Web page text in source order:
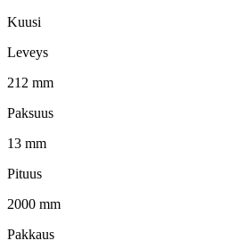
Kuusi
Leveys
212 mm
Paksuus
13 mm
Pituus
2000 mm
Pakkaus